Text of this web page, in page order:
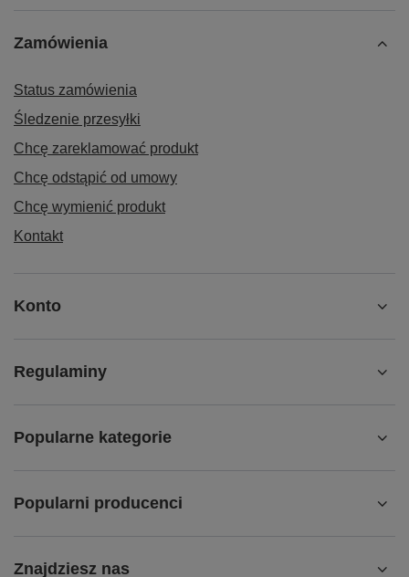
Zamówienia
Status zamówienia
Śledzenie przesyłki
Chcę zareklamować produkt
Chcę odstąpić od umowy
Chcę wymienić produkt
Kontakt
Konto
Regulaminy
Popularne kategorie
Popularni producenci
Znajdziesz nas